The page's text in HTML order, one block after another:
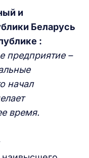
и
Беларусь
:
предприятие –
начал
время.